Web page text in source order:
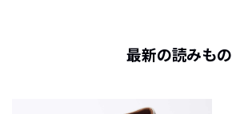
最新の読みもの